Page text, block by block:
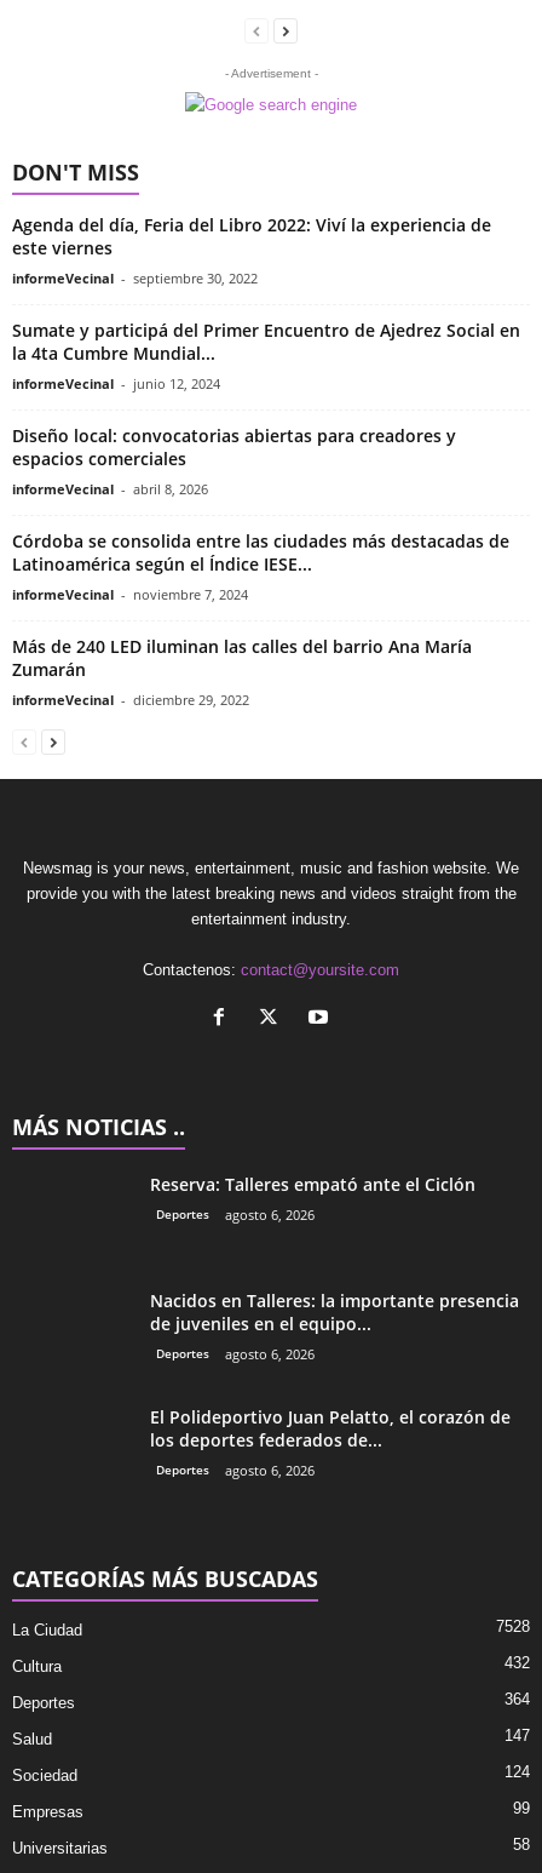
- Advertisement -
DON'T MISS
Agenda del día, Feria del Libro 2022: Viví la experiencia de
este viernes
informeVecinal - septiembre 30, 2022
Sumate y participá del Primer Encuentro de Ajedrez Social en
la 4ta Cumbre Mundial...
informeVecinal - junio 12, 2024
Diseño local: convocatorias abiertas para creadores y
espacios comerciales
informeVecinal - abril 8, 2026
Córdoba se consolida entre las ciudades más destacadas de
Latinoamérica según el Índice IESE...
informeVecinal - noviembre 7, 2024
Más de 240 LED iluminan las calles del barrio Ana María
Zumarán
informeVecinal - diciembre 29, 2022
Newsmag is your news, entertainment, music and fashion website. We
provide you with the latest breaking news and videos straight from the
entertainment industry.
Contactenos: contact@yoursite.com
MÁS NOTICIAS ..
Reserva: Talleres empató ante el Ciclón
Deportes agosto 6, 2026
Nacidos en Talleres: la importante presencia
de juveniles en el equipo...
Deportes agosto 6, 2026
El Polideportivo Juan Pelatto, el corazón de
los deportes federados de...
Deportes agosto 6, 2026
CATEGORÍAS MÁS BUSCADAS
La Ciudad 7528
Cultura 432
Deportes 364
Salud 147
Sociedad 124
Empresas 99
Universitarias 58